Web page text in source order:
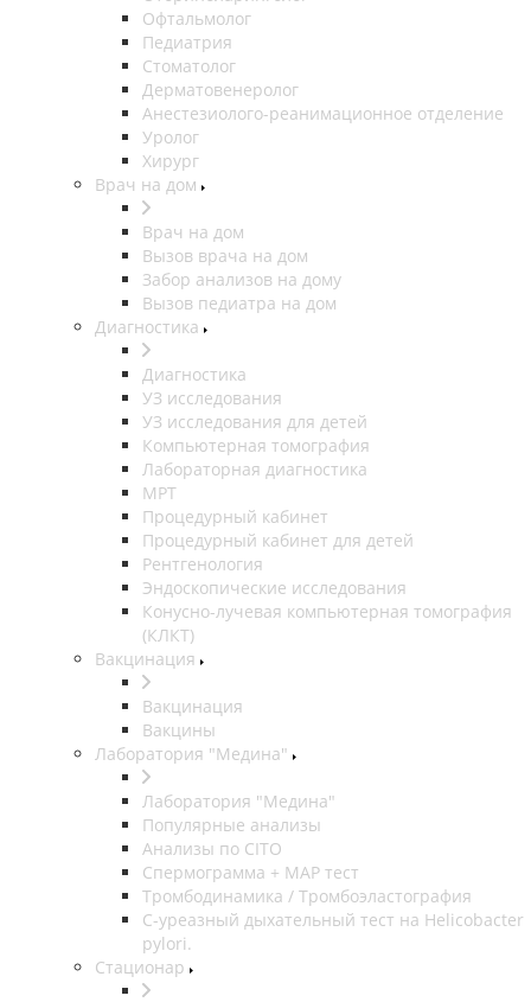
Офтальмолог
Педиатрия
Стоматолог
Дерматовенеролог
Анестезиолого-реанимационное отделение
Уролог
Хирург
Врач на дом
Врач на дом
Вызов врача на дом
Забор анализов на дому
Вызов педиатра на дом
Диагностика
Диагностика
УЗ исследования
УЗ исследования для детей
Компьютерная томография
Лабораторная диагностика
МРТ
Процедурный кабинет
Процедурный кабинет для детей
Рентгенология
Эндоскопические исследования
Конусно-лучевая компьютерная томография
(КЛКТ)
Вакцинация
Вакцинация
Вакцины
Лаборатория "Медина"
Лаборатория "Медина"
Популярные анализы
Анализы по CITO
Спермограмма + МАР тест
Тромбодинамика / Тромбоэластография
С-уреазный дыхательный тест на Helicobacter
pylori.
Стационар